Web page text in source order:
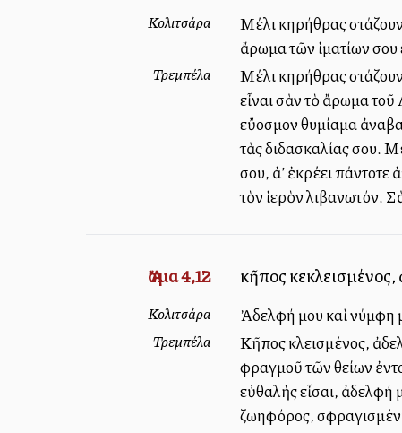
Κολιτσάρα
Μέλι κηρήθρας
ἄρωμα τῶν ἱματίων σου
Τρεμπέλα
Μέλι κηρήθρας
εἶναι σὰν τὸ ἄρωμα
εὔοσμον θυμίαμα
τὰς διδασκαλίας σου.
σου, ἀλλ’ ἐκρέει
τὸν ἱερὸν λιβανωτόν.
Ἄσμα 4,12 κῆπος
Κολιτσάρα Ἀδελφή μου καὶ νύμφη
Τρεμπέλα
Κῆπος κλεισμένος,
φραγμοῦ τῶν θείων
εὐθαλὴς εἶσαι, ἀδελφή
ζωηφόρος,